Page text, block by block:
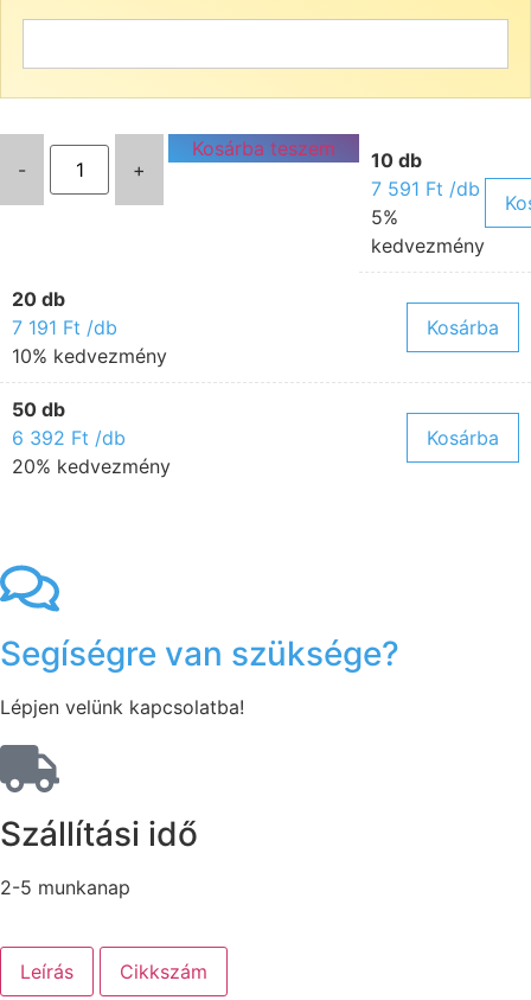
- +
Kosárba teszem
10 db
7 591 Ft /db
5%
kedvezmény
20 db
7 191 Ft /db
10% kedvezmény
Kosárba
50 db
6 392 Ft /db
20% kedvezmény
Kosárba
Segíségre van szüksége?
Lépjen velünk kapcsolatba!
Szállítási idő
2-5 munkanap
Leírás Cikkszám